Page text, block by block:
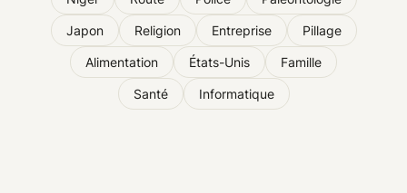
Japon Religion Entreprise Pillage
Alimentation États-Unis Famille
Santé Informatique